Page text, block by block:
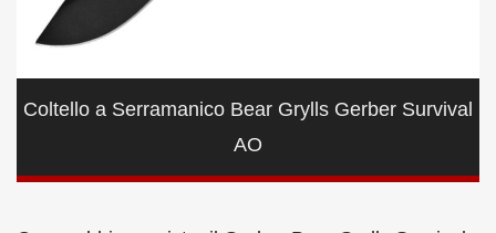
Coltello a Serramanico Bear Grylls Gerber Survival
AO